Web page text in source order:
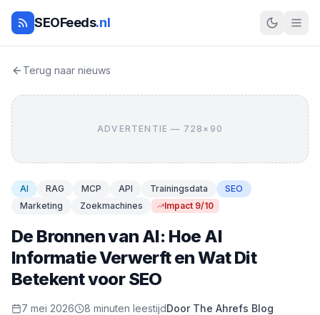
SEOFeeds.nl
Terug naar nieuws
ADVERTENTIE — 728×90
AI RAG MCP API Trainingsdata
SEO
Marketing
Zoekmachines Impact 9/10
De Bronnen van AI: Hoe AI
Informatie Verwerft en Wat Dit
Betekent voor SEO
7 mei 2026 8 minuten leestijdDoor The Ahrefs Blog